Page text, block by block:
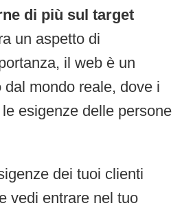
di più sul target
un aspetto di
il web è un
mondo reale, dove i
esigenze delle persone
dei tuoi clienti
vedi entrare nel tuo